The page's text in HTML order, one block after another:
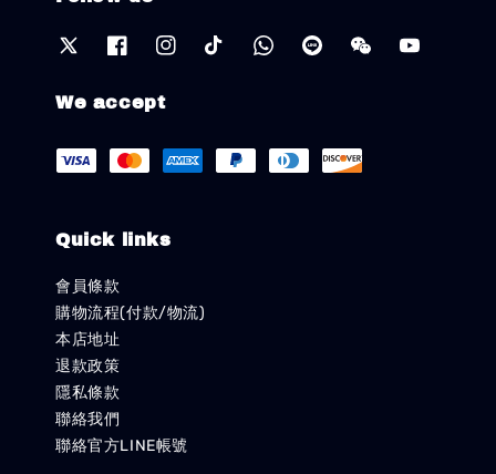
We accept
Quick links
會員條款
購物流程(付款/物流)
本店地址
退款政策
隱私條款
聯絡我們
聯絡官方LINE帳號